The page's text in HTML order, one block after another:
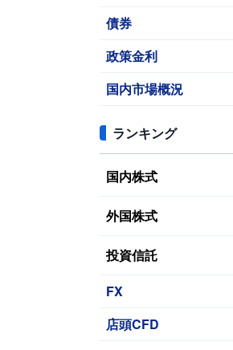
債券
政策金利
国内市場概況
ランキング
国内株式
外国株式
投資信託
FX
店頭CFD